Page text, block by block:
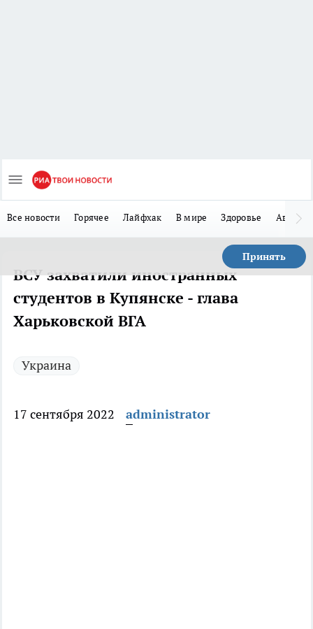
Все новости Горячее Лайфхак В мире Здоровье Авто
Принять
ВСУ захватили иностранных
студентов в Купянске - глава
Харьковской ВГА
Украина
17 сентября 2022 administrator